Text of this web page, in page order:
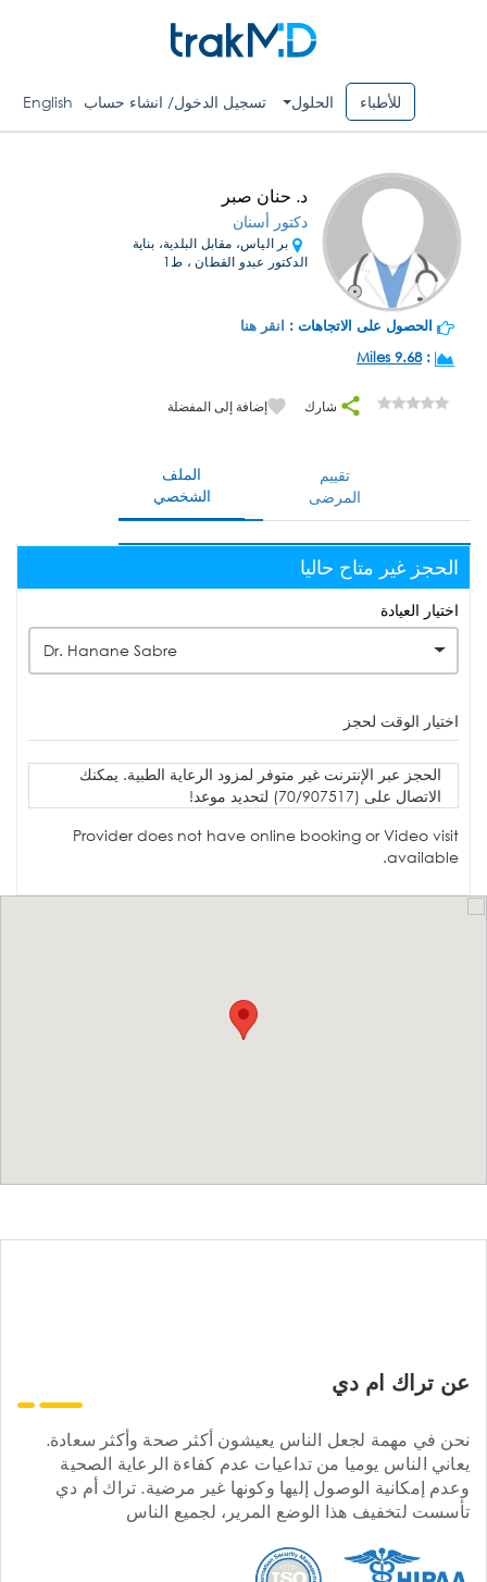
للأطباء الحلول تسجيل الدخول/ انشاء حساب English
د. حنان صبر
دكتور أسنان
بر الياس، مقابل البلدية، بناية
الدكتور عبدو القطان ، ط1
الحصول على الاتجاهات : انقر هنا
:
9.68 Miles
شارك إضافة إلى المفضلة
الملف
الشخصي
تقييم
المرضى
الحجز غير متاح حاليا
اختيار العيادة
Dr. Hanane Sabre
اختيار الوقت لحجز
الحجز عبر الإنترنت غير متوفر لمزود الرعاية الطبية. يمكنك
الاتصال على (70/907517) لتحديد موعد!
Provider does not have online booking or Video visit
available.
عن تراك ام دي
نحن في مهمة لجعل الناس يعيشون أكثر صحة وأكثر سعادة.
يعاني الناس يوميا من تداعيات عدم كفاءة الرعاية الصحية
وعدم إمكانية الوصول إليها وكونها غير مرضية. تراك أم دي
تأسست لتخفيف هذا الوضع المرير، لجميع الناس